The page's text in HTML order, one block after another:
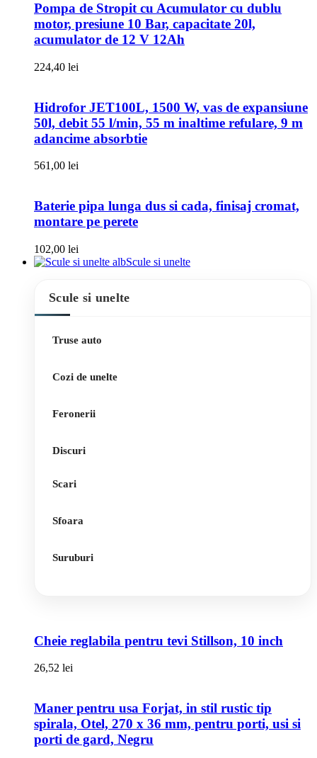
Pompa de Stropit cu Acumulator cu dublu
motor, presiune 10 Bar, capacitate 20l,
acumulator de 12 V 12Ah
224,40 lei
Hidrofor JET100L, 1500 W, vas de expansiune
50l, debit 55 l/min, 55 m inaltime refulare, 9 m
adancime absorbtie
561,00 lei
Baterie pipa lunga dus si cada, finisaj cromat,
montare pe perete
102,00 lei
Scule si unelte
Scule si unelte
Truse auto
Cozi de unelte
Feronerii
Discuri
Scari
Sfoara
Suruburi
Cheie reglabila pentru tevi Stillson, 10 inch
26,52 lei
Maner pentru usa Forjat, in stil rustic tip
spirala, Otel, 270 x 36 mm, pentru porti, usi si
porti de gard, Negru